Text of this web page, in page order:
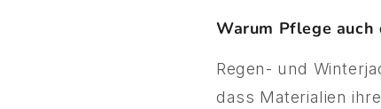
Warum Pflege
Regen- und
dass Materialien